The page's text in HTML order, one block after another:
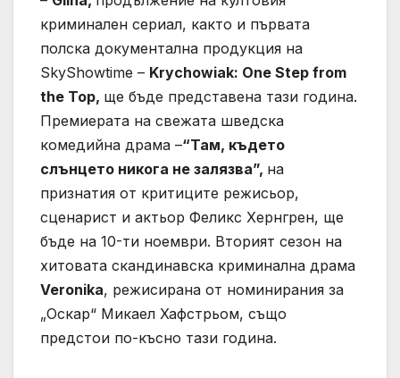
криминален сериал, както и първата
полска документална продукция на
SkyShowtime – Krychowiak: One Step from
the Top, ще бъде представена тази година.
Премиерата на свежата шведска
комедийна драма –“Там, където
слънцето никога не залязва”, на
признатия от критиците режисьор,
сценарист и актьор Феликс Хернгрен, ще
бъде на 10-ти ноември. Вторият сезон на
хитовата скандинавска криминална драма
Veronika, режисирана от номинирания за
„Оскар“ Микаел Хафстрьом, също
предстои по-късно тази година.